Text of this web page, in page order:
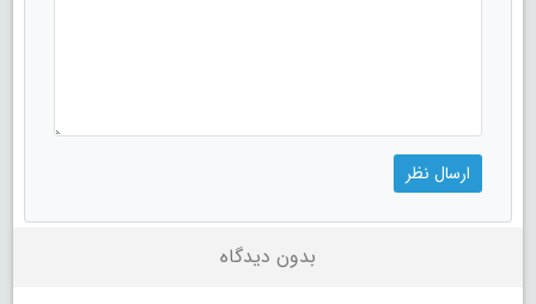
بدون دیدگاه